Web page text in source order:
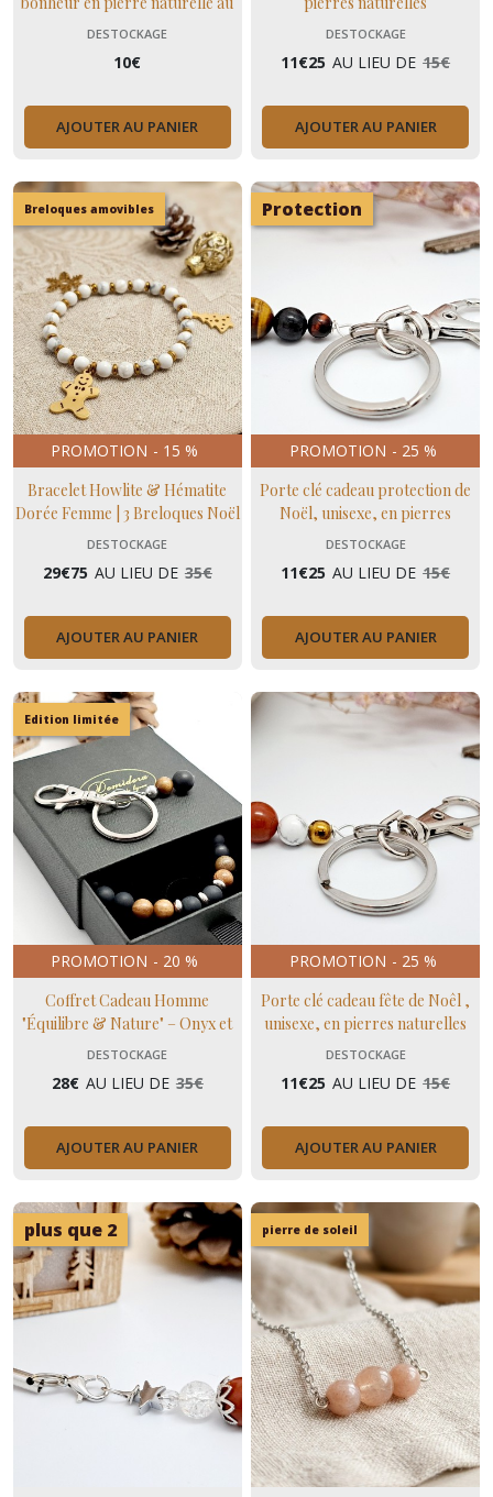
choix
DESTOCKAGE
10€
AJOUTER AU PANIER
DESTOCKAGE
11€25 AU LIEU DE 15€
AJOUTER AU PANIER
Breloques amovibles
PROMOTION - 15 %
Bracelet Howlite & Hématite
Dorée Femme | 3 Breloques Noël
Amovibles | Cadeau Intemporel
DESTOCKAGE
29€75 AU LIEU DE 35€
AJOUTER AU PANIER
Protection
PROMOTION - 25 %
Porte clé cadeau protection de
Noël, unisexe, en pierres
naturelles
DESTOCKAGE
11€25 AU LIEU DE 15€
AJOUTER AU PANIER
Edition limitée
PROMOTION - 20 %
Coffret Cadeau Homme
"Équilibre & Nature" – Onyx et
Bois de Santal
DESTOCKAGE
28€ AU LIEU DE 35€
AJOUTER AU PANIER
PROMOTION - 25 %
Porte clé cadeau fête de Noêl ,
unisexe, en pierres naturelles
DESTOCKAGE
11€25 AU LIEU DE 15€
AJOUTER AU PANIER
plus que 2 pierre de soleil